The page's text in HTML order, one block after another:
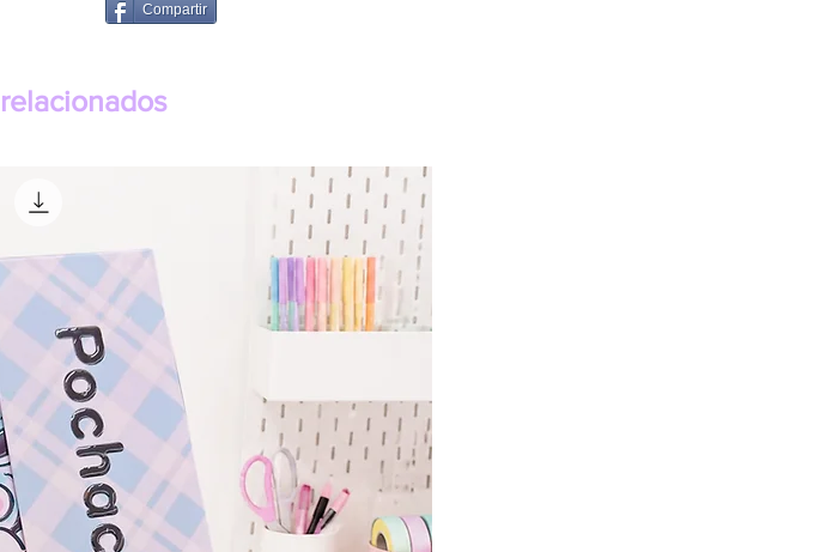
Compartir